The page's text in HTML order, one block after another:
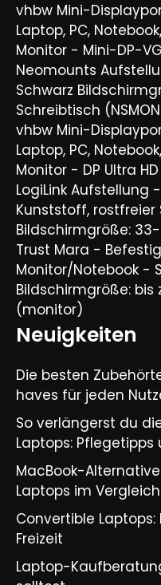
vhbw Mini-
Laptop, PC,
Monitor - Mini-DP-
Neomounts
Schwarz
Schreibtisch
vhbw Mini-
Laptop, PC,
Monitor - DP Ultra
LogiLink Aufstellung
Kunststoff,
Bildschirmgröße:
Trust Mara -
Monitor/Notebook -
Bildschirmgröße: bis
(monitor)
Neuigkeiten
Die besten
haves für jeden
So verlängerst du
Laptops: Pflegetipps
MacBook-
Laptops im Vergleich​
Convertible
Freizeit​
Laptop-